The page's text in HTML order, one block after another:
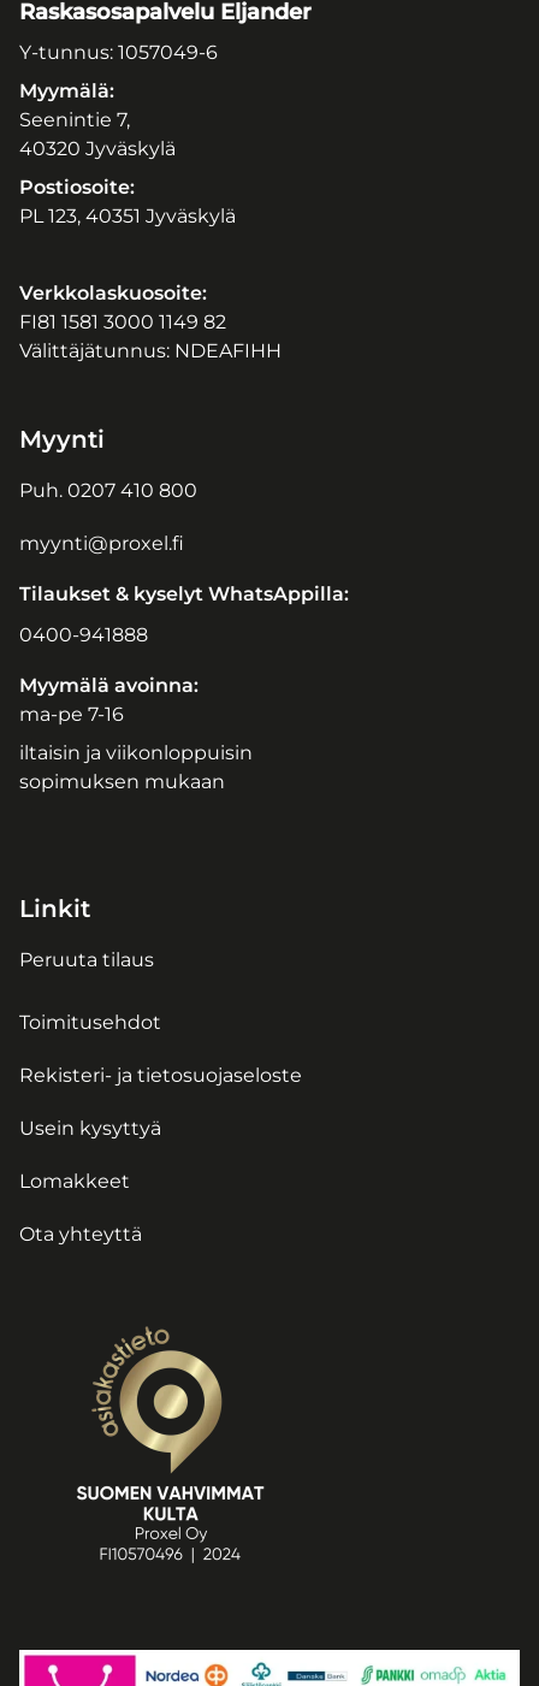
Raskasosapalvelu Eljander
Y-tunnus: 1057049-6
Myymälä:
Seenintie 7,
40320 Jyväskylä
Postiosoite:
PL 123, 40351 Jyväskylä
Verkkolaskuosoite:
FI81 1581 3000 1149 82
Välittäjätunnus: NDEAFIHH
Myynti
Puh. 0207 410 800
myynti@proxel.fi
Tilaukset & kyselyt WhatsAppilla:
0400-941888
Myymälä avoinna:
ma-pe 7-16
iltaisin ja viikonloppuisin
sopimuksen mukaan
Linkit
Peruuta tilaus
Toimitusehdot
Rekisteri- ja tietosuojaseloste
Usein kysyttyä
Lomakkeet
Ota yhteyttä